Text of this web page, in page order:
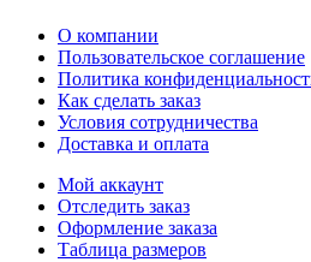
О компании
Пользовательское соглашение
Политика
Как сделать заказ
Условия сотрудничества
Доставка и оплата
Мой аккаунт
Отследить заказ
Оформление заказа
Таблица размеров